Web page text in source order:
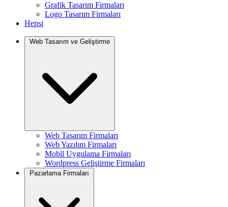
Grafik Tasarım Firmaları
Logo Tasarım Firmaları
Hepsi
Web Tasarım ve Geliştirme
Web Tasarım Firmaları
Web Yazılım Firmaları
Mobil Uygulama Firmaları
Wordpress Geliştirme Firmaları
Pazarlama Firmaları